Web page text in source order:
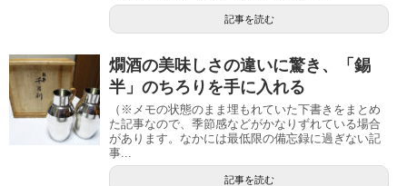
記事を読む
燗酒の美味しさの違いに驚き、「錫
半」のちろりを手に入れる
（※メモの状態のまま埋もれていた下書きをまとめ
た記事なので、季節感などがかなりずれている場合
があります。なかには最低限の備忘録に過ぎない記
事...
記事を読む